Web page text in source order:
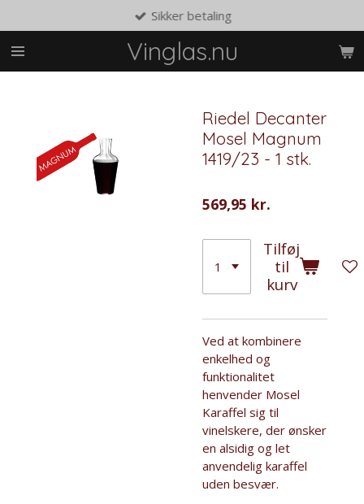
til
hovedindhold
Vinglas.nu
Sikker betaling
Riedel Decanter
Mosel Magnum
1419/23 - 1 stk.
569,95 kr.
Tilføj
til
kurv
Ved at kombinere
enkelhed og
funktionalitet
henvender Mosel
Karaffel sig til
vinelskere, der ønsker
en alsidig og let
anvendelig karaffel
uden besvær.